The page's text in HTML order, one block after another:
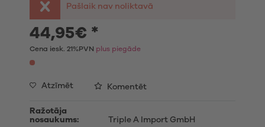
Pašlaik nav noliktavā
44,95€ *
Cena iesk. 21%PVN plus piegāde
Atzīmēt Komentēt
Ražotāja
nosaukums:
Triple A Import GmbH